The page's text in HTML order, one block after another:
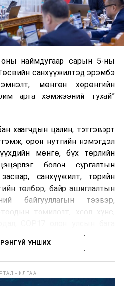
үйлчилгээ санал болгож
үйлчлэхгүй. Иргэд
талаар төрийн цахим
зээлд үйлчилдэг гадаадын
байна. Тухайлбал,
төвүүдийн орлогын 80 гаруй
бүрддэг бөгөөд тус улсын
эрсдэлд орж болзошгүйг
наймдугаар сарын 5-ны
санхүүжилтэд эрэмбэ
мөнгөн хөрөнгийн
арга хэмжээний тухай”
хаагчдын цалин, тэтгэвэрт
орон нутгийн нэмэгдэл
мөнгө, бүх төрлийн
болон сургалтын
санхүүжилт, төрийн
төлбөр, байр ашиглалтын
байгууллагын тээвэр,
газрын өр, орон нутгийн нөөц
хэвийн үргэлжлүүлэхээр
болсон байна.
УНШИХ